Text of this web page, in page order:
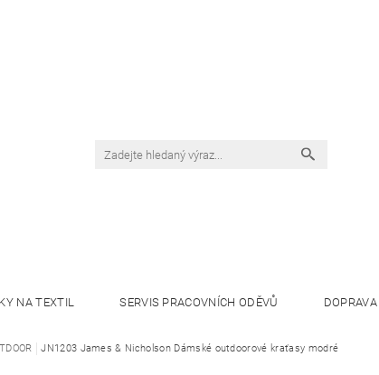
NA TEXTIL SERVIS PRACOVNÍCH ODĚVŮ DOPRAVA
JN1203 James & Nicholson Dámské outdoorové kraťasy modré